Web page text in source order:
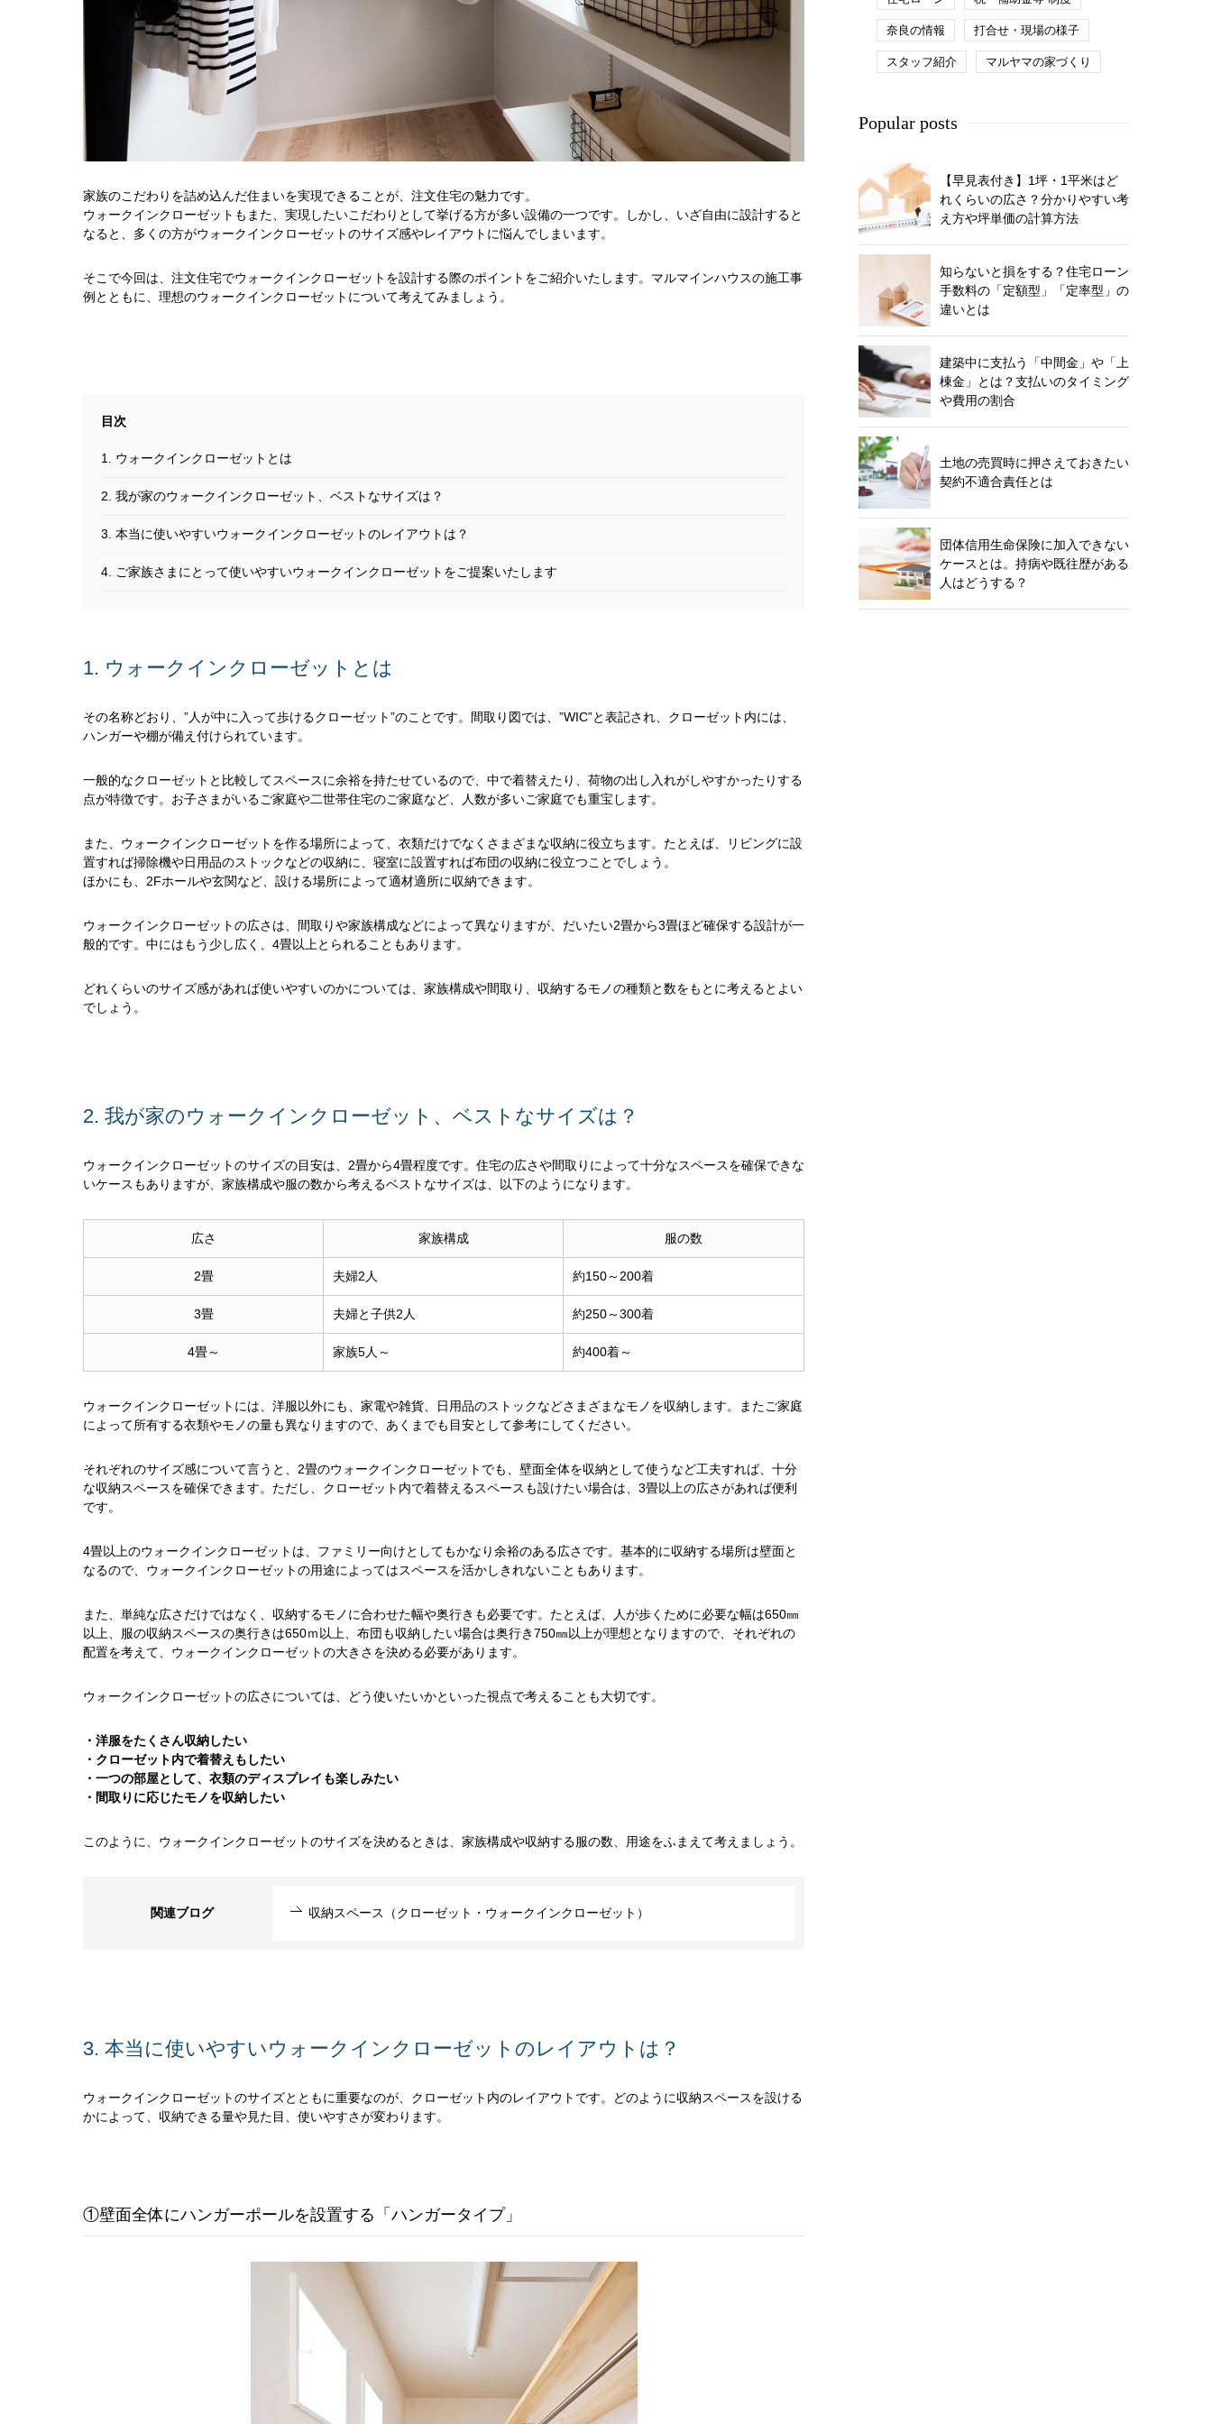
家族のこだわりを詰め込んだ住まいを実現できることが、注文住宅の魅力です。
ウォークインクローゼットもまた、実現したいこだわりとして挙げる方が多い設備の一つです。しかし、いざ自由に設計すると
なると、多くの方がウォークインクローゼットのサイズ感やレイアウトに悩んでしまいます。
そこで今回は、注文住宅でウォークインクローゼットを設計する際のポイントをご紹介いたします。マルマインハウスの施工事
例とともに、理想のウォークインクローゼットについて考えてみましょう。
1. ウォークインクローゼットとは
2. 我が家のウォークインクローゼット、ベストなサイズは？
3. 本当に使いやすいウォークインクローゼットのレイアウトは？
4. ご家族さまにとって使いやすいウォークインクローゼットをご提案いたします
1. ウォークインクローゼットとは
その名称どおり、”人が中に入って歩けるクローゼット”のことです。間取り図では、”WIC”と表記され、クローゼット内には、
ハンガーや棚が備え付けられています。
一般的なクローゼットと比較してスペースに余裕を持たせているので、中で着替えたり、荷物の出し入れがしやすかったりする
点が特徴です。お子さまがいるご家庭や二世帯住宅のご家庭など、人数が多いご家庭でも重宝します。
また、ウォークインクローゼットを作る場所によって、衣類だけでなくさまざまな収納に役立ちます。たとえば、リビングに設
置すれば掃除機や日用品のストックなどの収納に、寝室に設置すれば布団の収納に役立つことでしょう。
ほかにも、2Fホールや玄関など、設ける場所によって適材適所に収納できます。
ウォークインクローゼットの広さは、間取りや家族構成などによって異なりますが、だいたい2畳から3畳ほど確保する設計が一
般的です。中にはもう少し広く、4畳以上とられることもあります。
どれくらいのサイズ感があれば使いやすいのかについては、家族構成や間取り、収納するモノの種類と数をもとに考えるとよい
でしょう。
2. 我が家のウォークインクローゼット、ベストなサイズは？
ウォークインクローゼットのサイズの目安は、2畳から4畳程度です。住宅の広さや間取りによって十分なスペースを確保できな
いケースもありますが、家族構成や服の数から考えるベストなサイズは、以下のようになります。
広さ 家族構成 服の数
2畳 夫婦2人 約150～200着
3畳 夫婦と子供2人 約250～300着
4畳～ 家族5人～ 約400着～
ウォークインクローゼットには、洋服以外にも、家電や雑貨、日用品のストックなどさまざまなモノを収納します。またご家庭
によって所有する衣類やモノの量も異なりますので、あくまでも目安として参考にしてください。
それぞれのサイズ感について言うと、2畳のウォークインクローゼットでも、壁面全体を収納として使うなど工夫すれば、十分
な収納スペースを確保できます。ただし、クローゼット内で着替えるスペースも設けたい場合は、3畳以上の広さがあれば便利
です。
4畳以上のウォークインクローゼットは、ファミリー向けとしてもかなり余裕のある広さです。基本的に収納する場所は壁面と
なるので、ウォークインクローゼットの用途によってはスペースを活かしきれないこともあります。
また、単純な広さだけではなく、収納するモノに合わせた幅や奥行きも必要です。たとえば、人が歩くために必要な幅は650㎜
以上、服の収納スペースの奥行きは650ｍ以上、布団も収納したい場合は奥行き750㎜以上が理想となりますので、それぞれの
配置を考えて、ウォークインクローゼットの大きさを決める必要があります。
ウォークインクローゼットの広さについては、どう使いたいかといった視点で考えることも大切です。
・洋服をたくさん収納したい
・クローゼット内で着替えもしたい
・一つの部屋として、衣類のディスプレイも楽しみたい
・間取りに応じたモノを収納したい
このように、ウォークインクローゼットのサイズを決めるときは、家族構成や収納する服の数、用途をふまえて考えましょう。
関連ブログ 収納スペース（クローゼット・ウォークインクローゼット）
3. 本当に使いやすいウォークインクローゼットのレイアウトは？
ウォークインクローゼットのサイズとともに重要なのが、クローゼット内のレイアウトです。どのように収納スペースを設ける
かによって、収納できる量や見た目、使いやすさが変わります。
①壁面全体にハンガーポールを設置する「ハンガータイプ」
奈良の情報 打合せ・現場の様子
スタッフ紹介 マルヤマの家づくり
Popular posts
【早見表付き】1坪・1平米はど
れくらいの広さ？分かりやすい考
え方や坪単価の計算方法
知らないと損をする？住宅ローン
手数料の「定額型」「定率型」の
違いとは
建築中に支払う「中間金」や「上
棟金」とは？支払いのタイミング
や費用の割合
土地の売買時に押さえておきたい
契約不適合責任とは
団体信用生命保険に加入できない
ケースとは。持病や既往歴がある
人はどうする？